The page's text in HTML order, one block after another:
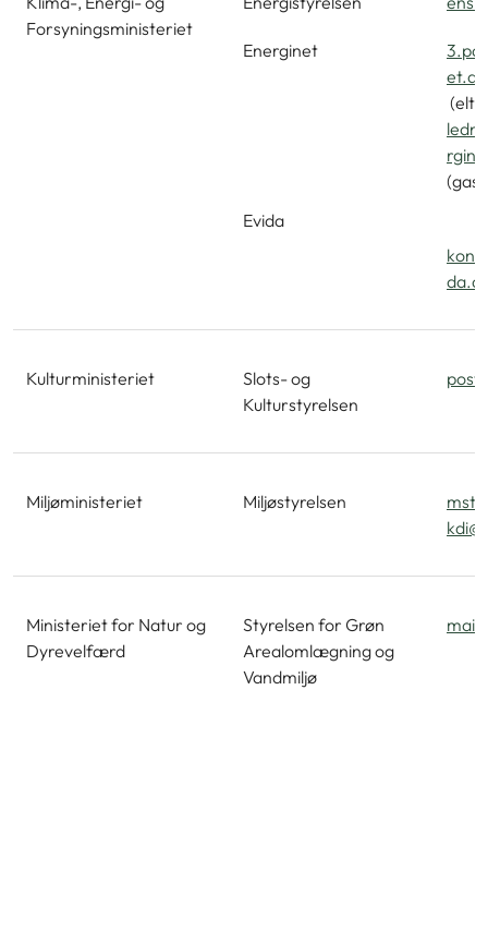
Forsyningsministeriet
Energinet
Evida
et.dk
Kulturministeriet
Slots- og
Kulturstyrelsen
Miljøministeriet Miljøstyrelsen
Ministeriet for Natur og
Dyrevelfærd
Styrelsen for Grøn
Arealomlægning og
Vandmiljø